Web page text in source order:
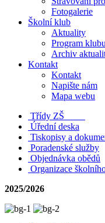
Fotogalerie
Školní klub
Aktuality
Program klubu
Archiv
Kontakt
Kontakt
Napište nám
Mapa webu
Třídy ZŠ
Úřední deska
Tiskopisy a
Poradenské služby
Objednávka obědů
Organizace
2025/2026